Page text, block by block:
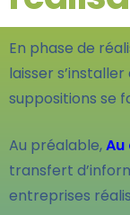
En phase de
laisser
suppositions se
Au préalable,Au
transfert
entreprises